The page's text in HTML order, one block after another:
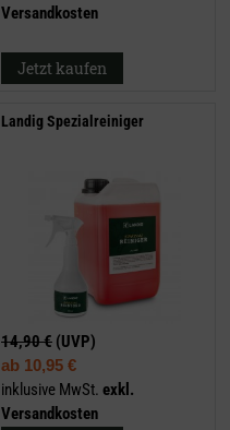
Versandkosten
Jetzt kaufen
Landig Spezialreiniger
14,90 € (UVP)
ab 10,95 €
inklusive MwSt. exkl.
Versandkosten